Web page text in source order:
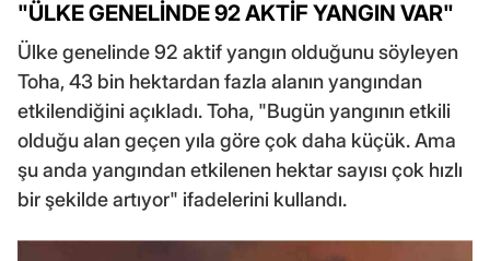
"ÜLKE GENELİNDE 92 AKTİF YANGIN VAR"
Ülke genelinde 92 aktif yangın olduğunu söyleyen
Toha, 43 bin hektardan fazla alanın yangından
etkilendiğini açıkladı. Toha, "Bugün yangının etkili
olduğu alan geçen yıla göre çok daha küçük. Ama
şu anda yangından etkilenen hektar sayısı çok hızlı
bir şekilde artıyor" ifadelerini kullandı.